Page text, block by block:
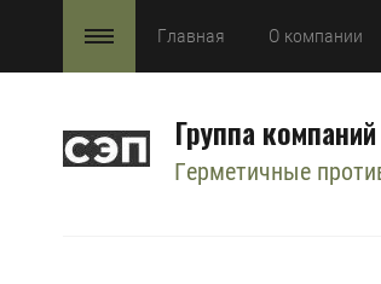
Главная О компании
Группа
Герметичные